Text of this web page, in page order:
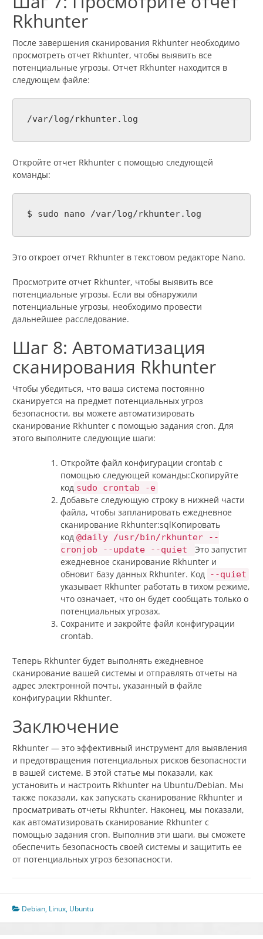
Rkhunter
После завершения сканирования Rkhunter необходимо
просмотреть отчет Rkhunter, чтобы выявить все
потенциальные угрозы. Отчет Rkhunter находится в
следующем файле:
/var/log/rkhunter.log
Откройте отчет Rkhunter с помощью следующей
команды:
$ sudo nano /var/log/rkhunter.log
Это откроет отчет Rkhunter в текстовом редакторе Nano.
Просмотрите отчет Rkhunter, чтобы выявить все
потенциальные угрозы. Если вы обнаружили
потенциальные угрозы, необходимо провести
дальнейшее расследование.
Шаг 8: Автоматизация
сканирования Rkhunter
Чтобы убедиться, что ваша система постоянно
сканируется на предмет потенциальных угроз
безопасности, вы можете автоматизировать
сканирование Rkhunter с помощью задания cron. Для
этого выполните следующие шаги:
Откройте файл конфигурации crontab с
помощью следующей команды:Скопируйте
код sudo crontab -e
Добавьте следующую строку в нижней части
файла, чтобы запланировать ежедневное
сканирование Rkhunter:sqlКопировать
код @daily /usr/bin/rkhunter --
cronjob --update --quiet
Это запустит
ежедневное сканирование Rkhunter и
обновит базу данных Rkhunter. Код --quiet
указывает Rkhunter работать в тихом режиме,
что означает, что он будет сообщать только о
потенциальных угрозах.
Сохраните и закройте файл конфигурации
crontab.
Теперь Rkhunter будет выполнять ежедневное
сканирование вашей системы и отправлять отчеты на
адрес электронной почты, указанный в файле
конфигурации Rkhunter.
Заключение
Rkhunter — это эффективный инструмент для выявления
и предотвращения потенциальных рисков безопасности
в вашей системе. В этой статье мы показали, как
установить и настроить Rkhunter на Ubuntu/Debian. Мы
также показали, как запускать сканирование Rkhunter и
просматривать отчеты Rkhunter. Наконец, мы показали,
как автоматизировать сканирование Rkhunter с
помощью задания cron. Выполнив эти шаги, вы сможете
обеспечить безопасность своей системы и защитить ее
от потенциальных угроз безопасности.
Debian, Linux, Ubuntu